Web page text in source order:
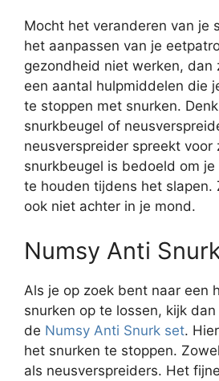
Mocht het veranderen van je
het aanpassen van je
gezondheid niet werken, dan
een aantal hulpmiddelen die
te stoppen met snurken.
snurkbeugel of
neusverspreider spreekt voor
snurkbeugel is bedoeld om
te houden tijdens het slapen.
ook niet achter in je mond.
Numsy Anti
Als je op zoek bent naar een
snurken op te lossen, kijk
de Numsy Anti Snurk set.
het snurken te stoppen.
als neusverspreiders. Het